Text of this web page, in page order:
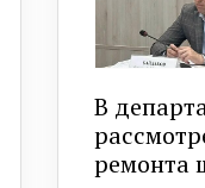
В
ремонта